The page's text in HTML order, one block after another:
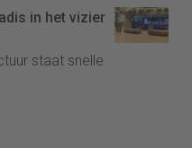
in het vizier
staat snelle